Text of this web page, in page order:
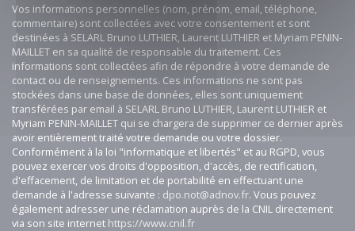
Vos informations personnelles (nom, prénom, email, téléphone,
commentaire) sont collectées avec votre consentement et sont
destinées à SELARL Bruno LUTHIER, Laurent LUTHIER et Myriam PENIN-
MAILLET en sa qualité de responsable du traitement. Ces
informations sont collectées afin de répondre à votre demande de
contact ou de renseignements. Ces informations ne sont pas
stockées dans une base de données, elles sont uniquement
transférées par email à SELARL Bruno LUTHIER, Laurent LUTHIER et
Myriam PENIN-MAILLET qui se chargera de supprimer ce dernier après
avoir entièrement traité votre demande ou votre dossier.
Conformément à la loi "informatique et libertés" et au RGPD, vous
pouvez exercer vos droits d'opposition, d'accès, de rectification,
d'effacement, de limitation et de portabilité en effectuant une
demande à l'adresse suivante : dpo.not@adnov.fr. Vous pouvez
également adresser une réclamation auprès de la CNIL directement
via son site internet https://www.cnil.fr